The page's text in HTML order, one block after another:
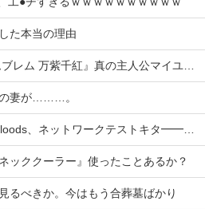
た本当の理由
千紅』真の主人公マイユニはキャラメイクが可能
の妻が………。
ネットワークテストキタ━━━━(゜∀゜)━━━━!!
ッククーラー』使ったことあるか？
るべきか。今はもう合葬墓ばかり